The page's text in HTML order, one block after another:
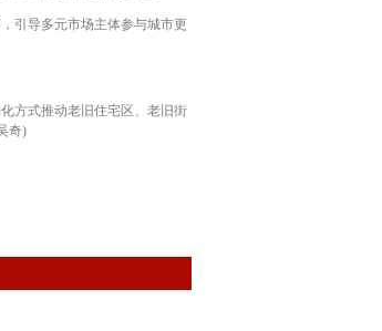
引导多元市场主体参与城市更
方式推动老旧住宅区、老旧街
奇)